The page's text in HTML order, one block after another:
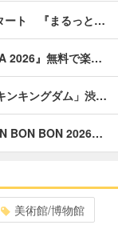
ート 『まるっと…
2026』無料で楽…
ンキングダム」渋…
BON BON 2026…
美術館/博物館